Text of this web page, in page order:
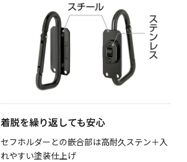
着脱を繰り返しても安心
セフホルダーとの嵌合部は高耐久ステン＋入
れやすい塗装仕上げ